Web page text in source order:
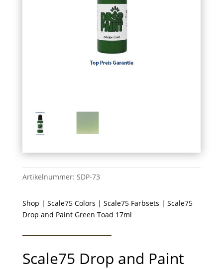
Artikelnummer: SDP-73
Shop | Scale75 Colors | Scale75 Farbsets | Scale75
Drop and Paint Green Toad 17ml
Scale75 Drop and Paint